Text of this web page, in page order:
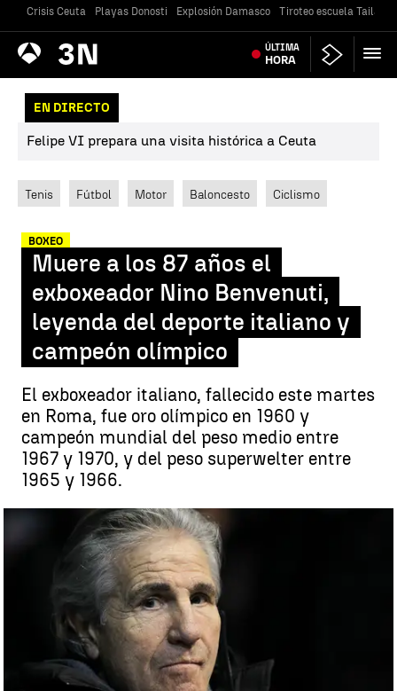
Crisis Ceuta Playas Donosti Explosión Damasco Tiroteo escuela
Antena
3 Noticias ÚLTIMA
HORA
EN DIRECTO
Felipe VI prepara una visita histórica a Ceuta
Tenis Fútbol Motor Baloncesto Ciclismo
BOXEO
Muere a los 87 años el
exboxeador Nino Benvenuti,
leyenda del deporte italiano y
campeón olímpico
El exboxeador italiano, fallecido este martes
en Roma, fue oro olímpico en 1960 y
campeón mundial del peso medio entre
1967 y 1970, y del peso superwelter entre
1965 y 1966.